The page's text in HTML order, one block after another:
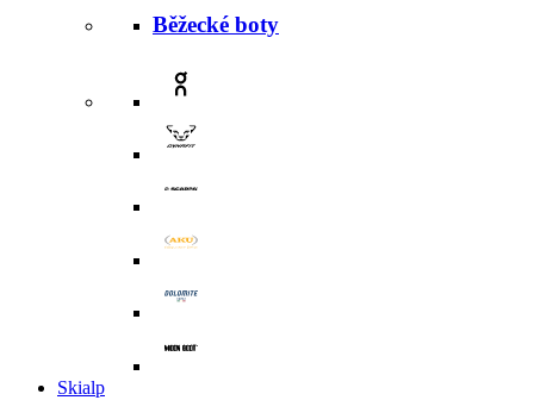
Běžecké boty
Skialp